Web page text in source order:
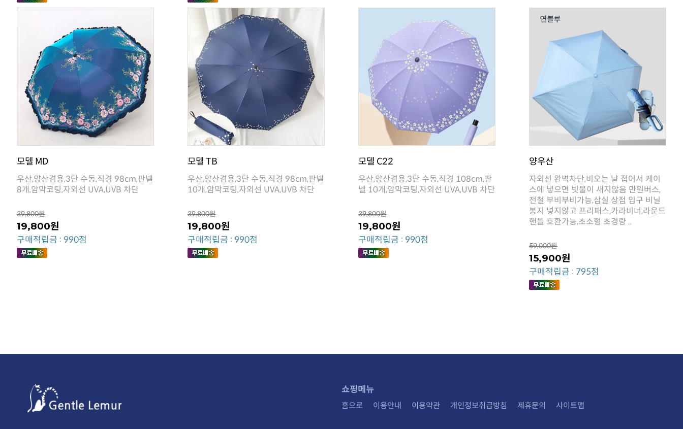
모델 MD
8개,암막코팅,자외선 UVA,UVB 차단
39,800원
19,800원
구매적립금 : 990점
모델 TB
10개,암막코팅,자외선 UVA,UVB 차단
39,800원
19,800원
구매적립금 : 990점
모델 C22
넬 10개,암막코팅,자외선 UVA,UVB 차단
39,800원
19,800원
구매적립금 : 990점
양우산
핸들 호환가능,초소형 초경량 ..
59,000원
15,900원
구매적립금 : 795점
쇼핑메뉴
홈으로 이용안내 이용약관 개인정보취급방침 제휴문의 사이트맵